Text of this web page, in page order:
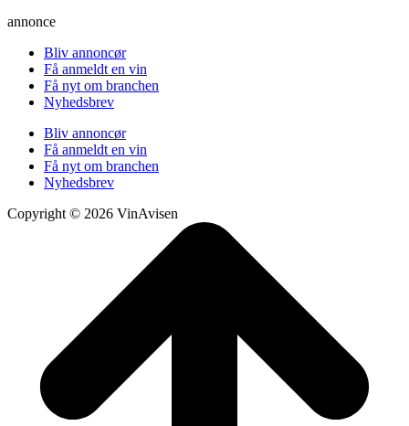
annonce
Bliv annoncør
Få anmeldt en vin
Få nyt om branchen
Nyhedsbrev
Bliv annoncør
Få anmeldt en vin
Få nyt om branchen
Nyhedsbrev
Copyright © 2026 VinAvisen